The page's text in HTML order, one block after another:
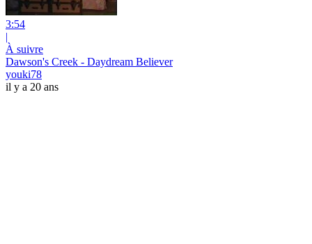
3:54
|
À suivre
Dawson's Creek - Daydream Believer
youki78
il y a 20 ans